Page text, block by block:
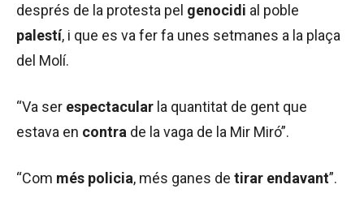
després de la protesta pel genocidi al poble
palestí, i que es va fer fa unes setmanes a la plaça
del Molí.
“Va ser espectacular la quantitat de gent que
estava en contra de la vaga de la Mir Miró”.
“Com més policia, més ganes de tirar endavant”.